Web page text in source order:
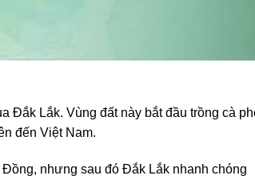
Đắk Lắk. Vùng đất này bắt đầu trồng cà
đến Việt Nam.
nhưng sau đó Đắk Lắk nhanh chóng